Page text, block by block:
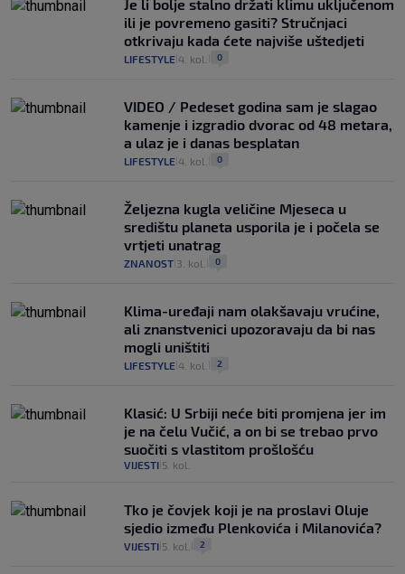
Je li bolje stalno držati klimu uključenom
ili je povremeno gasiti? Stručnjaci
otkrivaju kada ćete najviše uštedjeti
LIFESTYLE 4. kol. 0
VIDEO / Pedeset godina sam je slagao
kamenje i izgradio dvorac od 48 metara,
a ulaz je i danas besplatan
LIFESTYLE 4. kol. 0
Željezna kugla veličine Mjeseca u
središtu planeta usporila je i počela se
vrtjeti unatrag
ZNANOST 3. kol. 0
Klima-uređaji nam olakšavaju vrućine,
ali znanstvenici upozoravaju da bi nas
mogli uništiti
LIFESTYLE 4. kol. 2
Klasić: U Srbiji neće biti promjena jer im
je na čelu Vučić, a on bi se trebao prvo
suočiti s vlastitom prošlošću
VIJESTI 5. kol.
Tko je čovjek koji je na proslavi Oluje
sjedio između Plenkovića i Milanovića?
VIJESTI 5. kol. 2